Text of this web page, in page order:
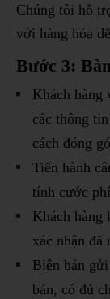
Chúng tôi hỗ
với hàng hóa
Bước 3:
Khách hàng
các thông
cách đóng
Tiến hành
tính cước
Khách hàng
xác nhận đã
Biên bản
bản, có đủ